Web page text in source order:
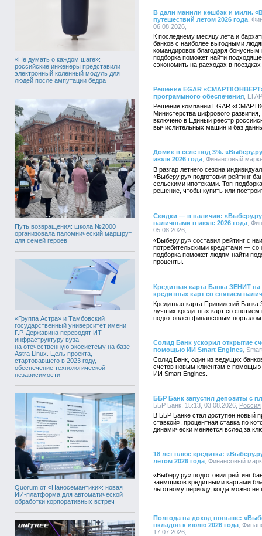
«Не думать о каждом шаге»:
российские инженеры представили
электронный коленный модуль для
людей после ампутации бедра
Путь возвращения: школа №2000
организовала паломнический маршрут
для семей героев
«Группа Астра» и Тамбовский
государственный университет имени
Г.Р. Державина переводят ИТ-
инфраструктуру вуза
на отечественную экосистему на базе
Astra Linux. Цель проекта,
стартовавшего в 2023 году, —
обеспечение технологической
независимости
Quorum от «Наносемантики»: новая
ИИ-платформа для автоматической
обработки корпоративных встреч
В дали манили кешбэк и мили.
путешествий летом 2026 года ,
06.08.2026,
К последнему месяцу лета и
банков с наиболее выгодными
командировок благодаря
подборка поможет найти
сэкономить на расходах в
Решение EGAR
программного обеспечения ,
Решение компании EGAR
Министерства цифрового
включено в Единый реестр
вычислительных машин и баз
Домик в селе под 3%.
июле 2026 года , Финансовый
В разгар летнего сезона
«Выберу.ру» подготовил рейтинг
сельскими ипотеками. Топ-
решение, чтобы купить или
Скидки — в наличии:
наличными в июле 2026 года ,
05.08.2026,
«Выберу.ру» составил рейтинг с
потребительскими кредитами — со
подборка поможет людям найти
проценты.
Кредитная карта Банка ЗЕНИТ
кредитных карт со снятием
Кредитная карта Привилегий
лучших кредитных карт со
подготовлен финансовым
Солид Банк ускорил открытие
помощью ИИ Smart Engines ,
Солид Банк, один из ведущих
счетов новым клиентам с помощью
ИИ Smart Engines.
ББР Банк запустил депозиты с
ББР Банк, 15:13, 03.08.2026, Россия
В ББР Банке стал доступен новый
ставкой», процентная ставка по
динамически меняется вслед за
18 лет плюс кредитка:
летом 2026 года , Финансовый
«Выберу.ру» подготовил рейтинг
заёмщиков кредитными картами
льготному периоду, когда можно не
Полгода на доход повыше:
вкладов к июлю 2026 года ,
17.07.2026,